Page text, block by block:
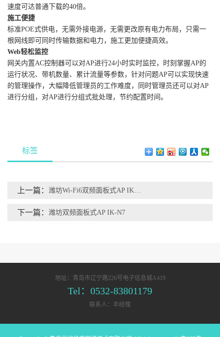
速度可达普通下载的40倍。
施工便捷
标准POE式供电，无需外接电源，无需更改原有电力布局，只需一
根网线即可同时传输数据和电力，施工更加便捷高效。
Web轻松监控
网关内置AC控制器可以对AP进行24小时实时监控，时刻掌握AP的
运行状况、带机数量、累计流量等参数，针对问题AP可以实现快速
的管理操作，大幅降低管理员的工作难度，同时管理员还可以对AP
进行分组，对AP进行分组式批处理，节约配置时间。
标签
上一篇： 潍坊Wi-Fi6双频面板式AP IK-N9
下一篇： 潍坊双频面板式AP IK-N7
地址：青岛市辽宁路226号电子信息城A419
Tel：0532-83801179
联系人：丰经理